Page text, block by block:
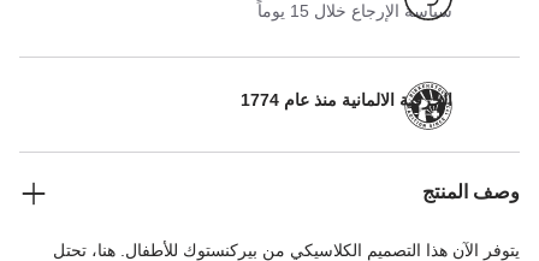
سياسة الإرجاع خلال 15 يوماً
الحرفية الالمانية منذ عام 1774
وصف المنتج
يتوفر الآن هذا التصميم الكلاسيكي من بيركنستوك للأطفال. هنا، تحتل